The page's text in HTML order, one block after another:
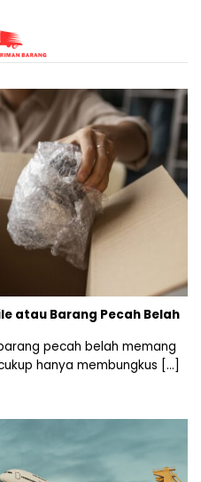
atau Barang Pecah Belah
pecah belah memang
hanya membungkus [...]